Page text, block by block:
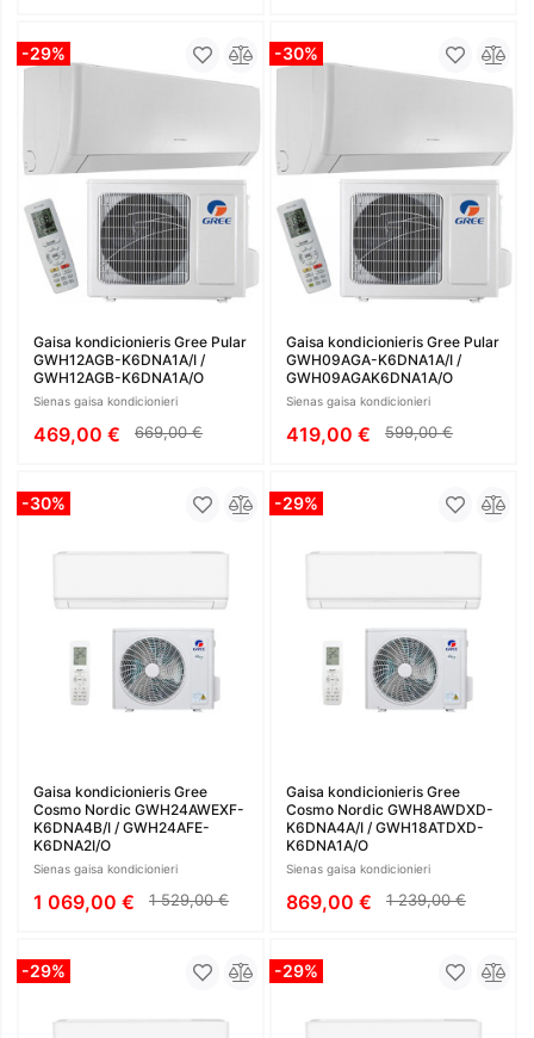
-29%
Gaisa kondicionieris Gree Pular
GWH12AGB-K6DNA1A/I /
GWH12AGB-K6DNA1A/O
Sienas gaisa kondicionieri
469,00 € 669,00 €
-30%
Gaisa kondicionieris Gree Pular
GWH09AGA-K6DNA1A/I /
GWH09AGAK6DNA1A/O
Sienas gaisa kondicionieri
419,00 € 599,00 €
-30%
Gaisa kondicionieris Gree
Cosmo Nordic GWH24AWEXF-
K6DNA4B/I / GWH24AFE-
K6DNA2I/O
Sienas gaisa kondicionieri
1 069,00 € 1 529,00 €
-29%
Gaisa kondicionieris Gree
Cosmo Nordic GWH8AWDXD-
K6DNA4A/I / GWH18ATDXD-
K6DNA1A/O
Sienas gaisa kondicionieri
869,00 € 1 239,00 €
-29% -29%